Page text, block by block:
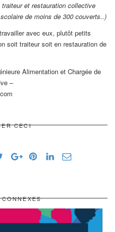
et restauration collective
de moins de 300 couverts..)
avec eux, plutôt petits
soit traiteur soit en restauration de
Alimentation et Chargée de
–
CECI